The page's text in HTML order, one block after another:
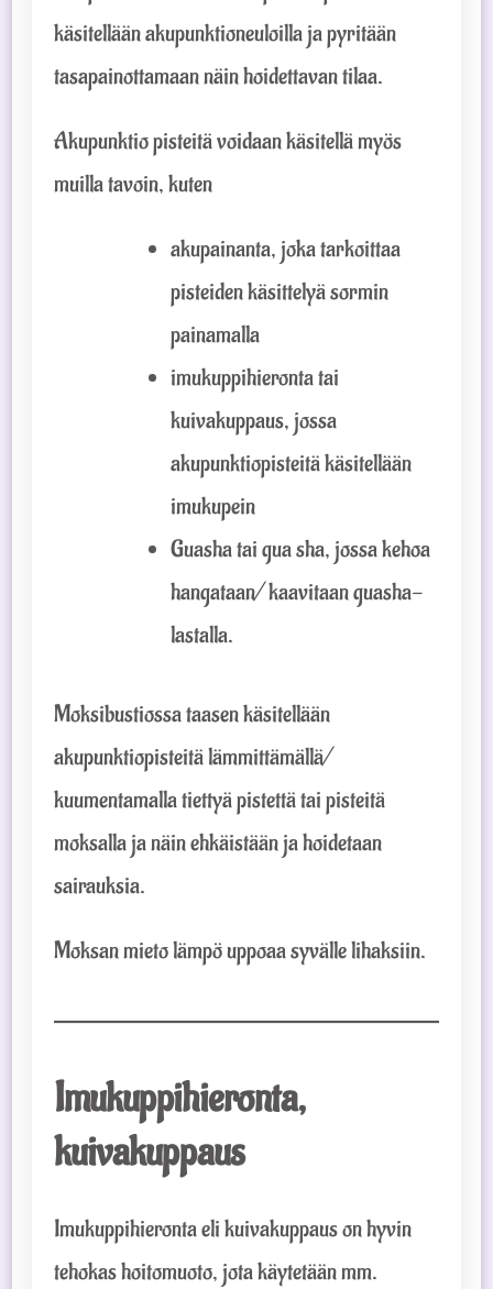
käsitellään akupunktioneuloilla ja pyritään
tasapainottamaan näin hoidettavan tilaa.
Akupunktio pisteitä voidaan käsitellä myös
muilla tavoin, kuten
akupainanta, joka tarkoittaa
pisteiden käsittelyä sormin
painamalla
imukuppihieronta tai
kuivakuppaus, jossa
akupunktiopisteitä käsitellään
imukupein
Guasha tai gua sha, jossa kehoa
hangataan/ kaavitaan guasha-
lastalla.
Moksibustiossa taasen käsitellään
akupunktiopisteitä lämmittämällä/
kuumentamalla tiettyä pistettä tai pisteitä
moksalla ja näin ehkäistään ja hoidetaan
sairauksia.
Moksan mieto lämpö uppoaa syvälle lihaksiin.
Imukuppihieronta,
kuivakuppaus
Imukuppihieronta eli kuivakuppaus on hyvin
tehokas hoitomuoto, jota käytetään mm.